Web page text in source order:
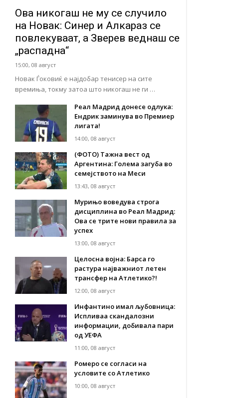
Ова никогаш не му се случило
на Новак: Синер и Алкараз се
повлекуваат, а Зверев веднаш се
„распадна“
15:00, 08 август
Новак Ѓоковиќ е најдобар тенисер на сите
времиња, токму затоа што никогаш не ги …
Реал Мадрид донесе одлука:
Eндрик заминува во Премиер
лигата!
14:00, 08 август
(ФОТО) Тажна вест од
Аргентина: Голема загуба во
семејството на Меси
13:43, 08 август
Мурињо воведува строга
дисциплина во Реал Мадрид:
Ова се трите нови правила за
успех
13:00, 08 август
Целосна војна: Барса го
растура најважниот летен
трансфер на Атлетико?!
12:00, 08 август
Инфантино имал љубовница:
Испливаа скандалозни
информации, добивала пари
од УЕФА
11:00, 08 август
Ромеро се согласи на
условите со Атлетико
10:00, 08 август